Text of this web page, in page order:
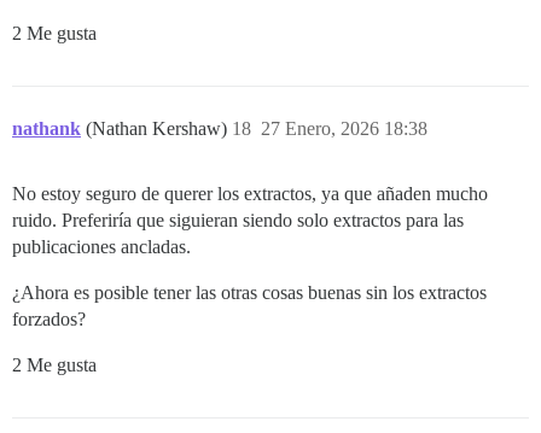
2 Me gusta
nathank (Nathan Kershaw) 27 Enero, 2026 18:38
18
No estoy seguro de querer los extractos, ya que añaden mucho
ruido. Preferiría que siguieran siendo solo extractos para las
publicaciones ancladas.
¿Ahora es posible tener las otras cosas buenas sin los extractos
forzados?
2 Me gusta